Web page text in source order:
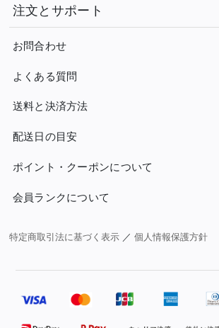
注文とサポート
お問合わせ
よくある質問
送料と決済方法
配送日の目安
ポイント・クーポンについて
会員ランクについて
特定商取引法に基づく表示 ／個人情報保護方針